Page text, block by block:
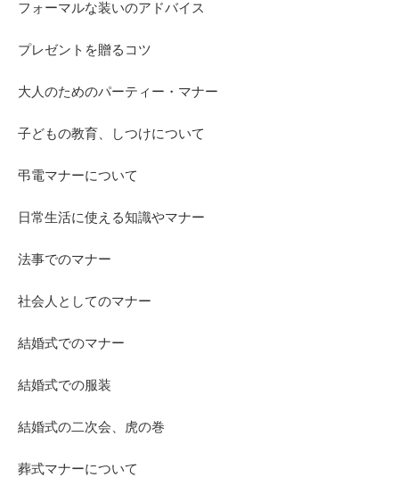
フォーマルな装いのアドバイス
プレゼントを贈るコツ
大人のためのパーティー・マナー
子どもの教育、しつけについて
弔電マナーについて
日常生活に使える知識やマナー
法事でのマナー
社会人としてのマナー
結婚式でのマナー
結婚式での服装
結婚式の二次会、虎の巻
葬式マナーについて